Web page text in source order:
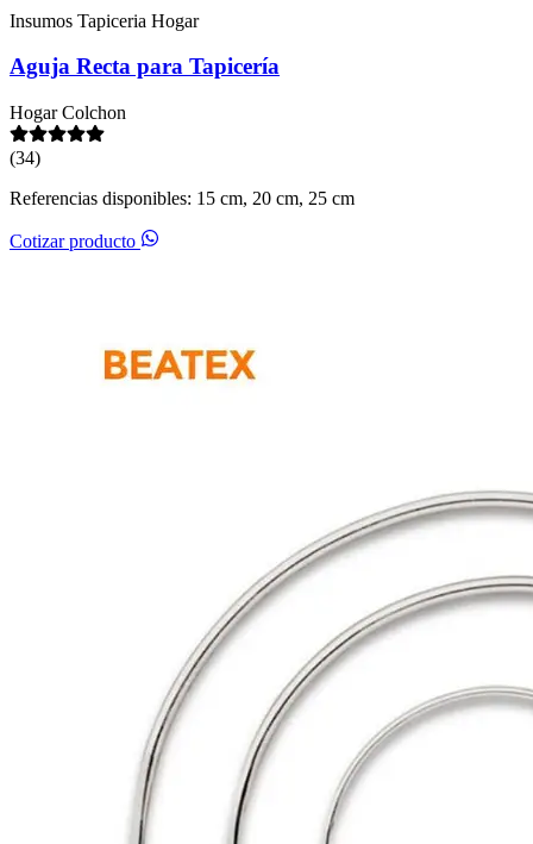
Insumos Tapiceria Hogar
Aguja Recta para Tapicería
HogarColchon
(34)
Referencias disponibles: 15 cm, 20 cm, 25 cm
Cotizar producto